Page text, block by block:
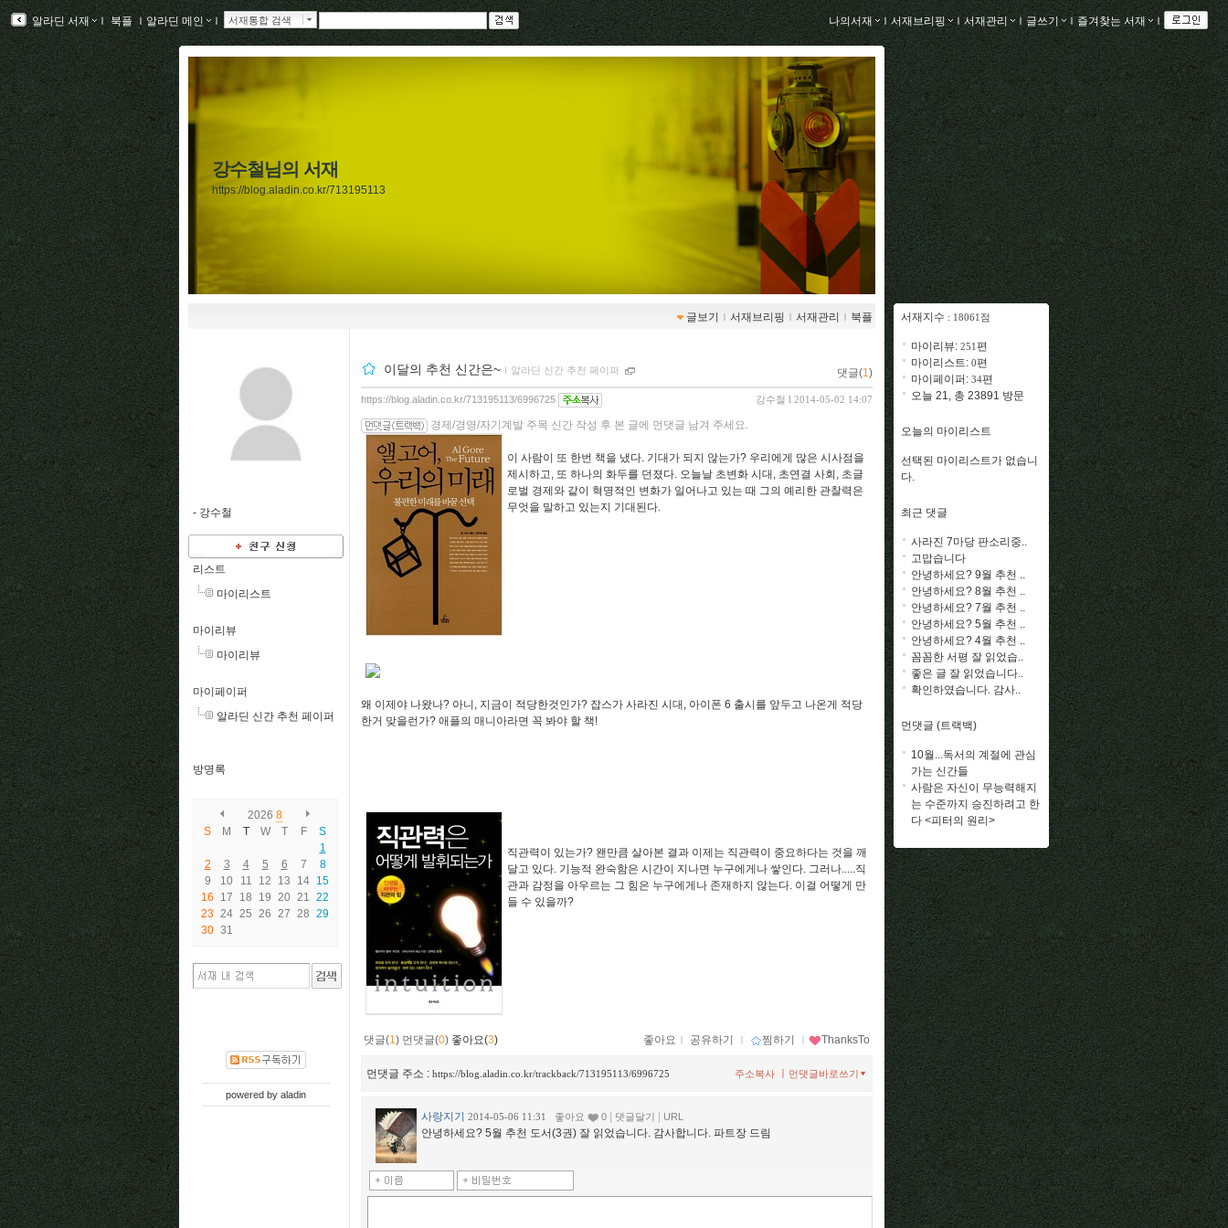
알라딘 서재 ｌ 북플 ｌ알라딘 메인 ｌ 서재통합 검색 나의서재 ｌ서재브리핑 ｌ서재관리 ｌ 글쓰기 ｌ즐겨찾는 서재 ｌ
강수철님의 서재
https://blog.aladin.co.kr/713195113
글보기 ｌ 서재브리핑 ｌ 서재관리 ｌ 북플
- 강수철
리스트
마이리스트
마이리뷰
마이리뷰
마이페이퍼
알라딘 신간 추천 페이퍼
방명록
2026 8
S
M T W T F
S
1
2
3 4 5 6 7
8
9
10 11 12 13 14 15
16
17 18 19 20 21 22
23 24 25 26 27 28 29
30 31
powered by aladin
이달의 추천 신간은~ ｌ 알라딘 신간 추천 페이퍼 댓글(1)
강수철 l 2014-05-02 14:07
https://blog.aladin.co.kr/713195113/6996725
경제/경영/자기계발 주목 신간 작성 후 본 글에 먼댓글 남겨 주세요.
이 사람이 또 한번 책을 냈다. 기대가 되지 않는가? 우리에게 많은 시사점을
제시하고, 또 하나의 화두를 던졌다. 오늘날 초변화 시대, 초연결 사회, 초글
로벌 경제와 같이 혁명적인 변화가 일어나고 있는 때 그의 예리한 관찰력은
무엇을 말하고 있는지 기대된다.
왜 이제야 나왔나? 아니, 지금이 적당한것인가? 잡스가 사라진 시대, 아이폰 6 출시를 앞두고 나온게 적당
한거 맞을런가? 애플의 매니아라면 꼭 봐야 할 책!
직관력이 있는가? 왠만큼 살아본 결과 이제는 직관력이 중요하다는 것을 깨
달고 있다. 기능적 완숙함은 시간이 지나면 누구에게나 쌓인다. 그러나.....직
관과 감정을 아우르는 그 힘은 누구에게나 존재하지 않는다. 이걸 어떻게 만
들 수 있을까?
댓글(1) 먼댓글(0) 좋아요(3) 좋아요 ｌ 공유하기 ｌ 찜하기 ｌ ThanksTo
먼댓글 주소 : https://blog.aladin.co.kr/trackback/713195113/6996725 먼댓글바로쓰기
주소복사
사랑지기 2014-05-06 11:31 좋아요 0 댓글달기 URL
안녕하세요? 5월 추천 도서(3권) 잘 읽었습니다. 감사합니다. 파트장 드림
서재지수 : 18061점
마이리뷰: 251편
마이리스트: 0편
마이페이퍼: 34편
오늘 21, 총 23891 방문
오늘의 마이리스트
선택된 마이리스트가 없습니
다.
최근 댓글
사라진 7마당 판소리중..
고맙습니다
안녕하세요? 9월 추천 ..
안녕하세요? 8월 추천 ..
안녕하세요? 7월 추천 ..
안녕하세요? 5월 추천 ..
안녕하세요? 4월 추천 ..
꼼꼼한 서평 잘 읽었습..
좋은 글 잘 읽었습니다..
확인하였습니다. 감사..
먼댓글 (트랙백)
10월...독서의 계절에 관심
가는 신간들
사람은 자신이 무능력해지
는 수준까지 승진하려고 한
다 <피터의 원리>